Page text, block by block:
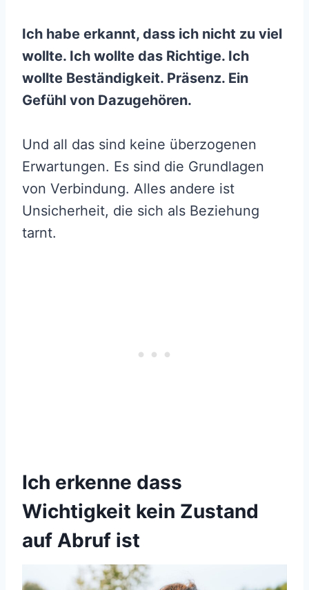
Ich habe erkannt, dass ich nicht zu viel
wollte. Ich wollte das Richtige. Ich
wollte Beständigkeit. Präsenz. Ein
Gefühl von Dazugehören.
Und all das sind keine überzogenen
Erwartungen. Es sind die Grundlagen
von Verbindung. Alles andere ist
Unsicherheit, die sich als Beziehung
tarnt.
Ich erkenne dass
Wichtigkeit kein Zustand
auf Abruf ist